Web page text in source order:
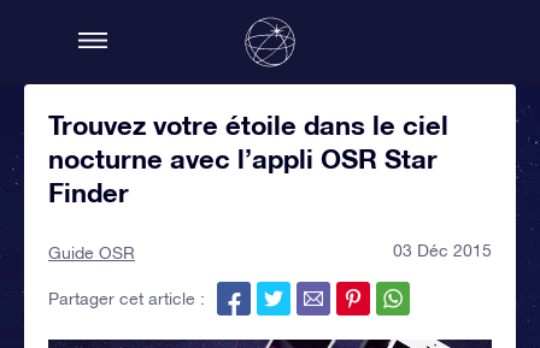
Trouvez votre étoile dans le ciel
nocturne avec l’appli OSR Star
Finder
Guide OSR 03 Déc 2015
Partager cet article :